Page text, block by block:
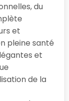
du
et
pleine santé
et
de la